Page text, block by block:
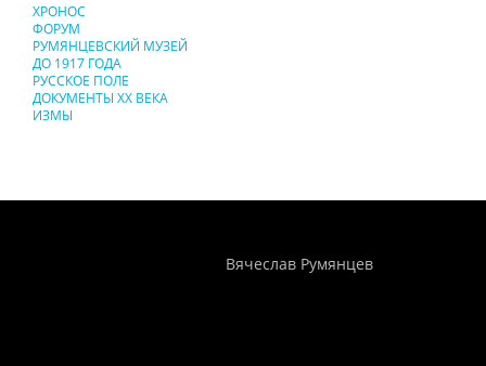
ХРОНОС
ФОРУМ
РУМЯНЦЕВСКИЙ МУЗЕЙ
ДО 1917 ГОДА
РУССКОЕ ПОЛЕ
ДОКУМЕНТЫ XX ВЕКА
ИЗМЫ
Вячеслав Румянцев